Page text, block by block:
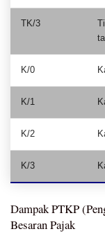
TK/3
K/0
K/1
K/2
K/3
Dampak PTKP
Besaran Pajak